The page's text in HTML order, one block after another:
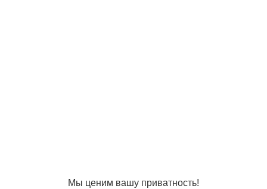
Мы ценим вашу приватность!